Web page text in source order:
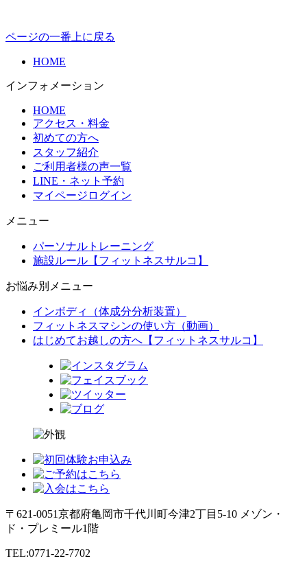
ページの一番上に戻る
HOME
インフォメーション
HOME
アクセス・料金
初めての方へ
スタッフ紹介
ご利用者様の声一覧
LINE・ネット予約
マイページログイン
メニュー
パーソナルトレーニング
施設ルール【フィットネスサルコ】
お悩み別メニュー
インボディ（体成分分析装置）
フィットネスマシンの使い方（動画）
はじめてお越しの方へ【フィットネスサルコ】
〒621-0051京都府亀岡市千代川町今津2丁目5-10 メゾン・
ド・プレミール1階
TEL:0771-22-7702